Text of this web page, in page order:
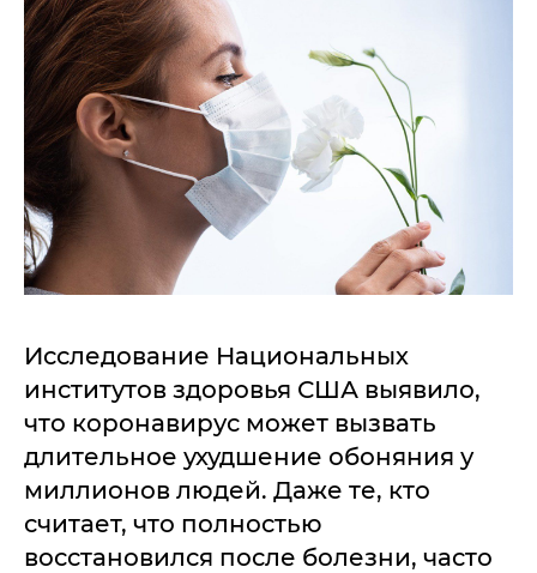
Исследование Национальных
институтов здоровья США выявило,
что коронавирус может вызвать
длительное ухудшение обоняния у
миллионов людей. Даже те, кто
считает, что полностью
восстановился после болезни, часто